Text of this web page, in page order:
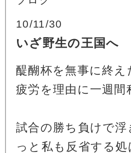
10/11/30
いざ野生の王国へ
醍醐杯を無事に終
疲労を理由に一週
試合の勝ち負けで
っと私も反省する